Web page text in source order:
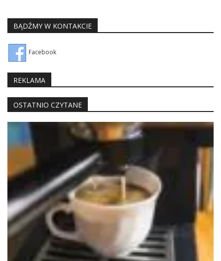
BĄDŹMY W KONTAKCIE
Facebook
REKLAMA
OSTATNIO CZYTANE